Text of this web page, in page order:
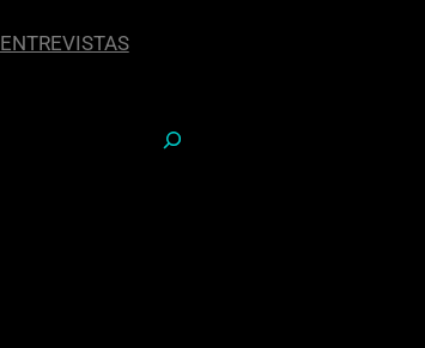
ENTREVISTAS